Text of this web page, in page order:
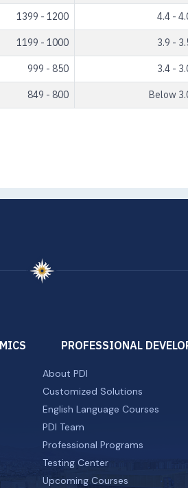
4.0 -
1200 - 1399
3.5 -
1000 - 1199
3.0 -
850 - 999
Below
800 - 849
PROFESSIONAL
About PDI
Customized Solutions
English Language Courses
PDI Team
Professional Programs
Testing Center
Upcoming Courses